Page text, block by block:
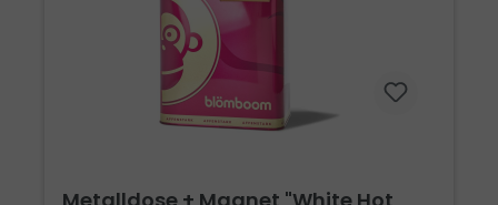
Kühlschrank, als Markierung: hier wohnt
jemand, der Drops dem Pulver vorzieht.
Oder als kleines Geschenk für jemanden,
der das auch tut.